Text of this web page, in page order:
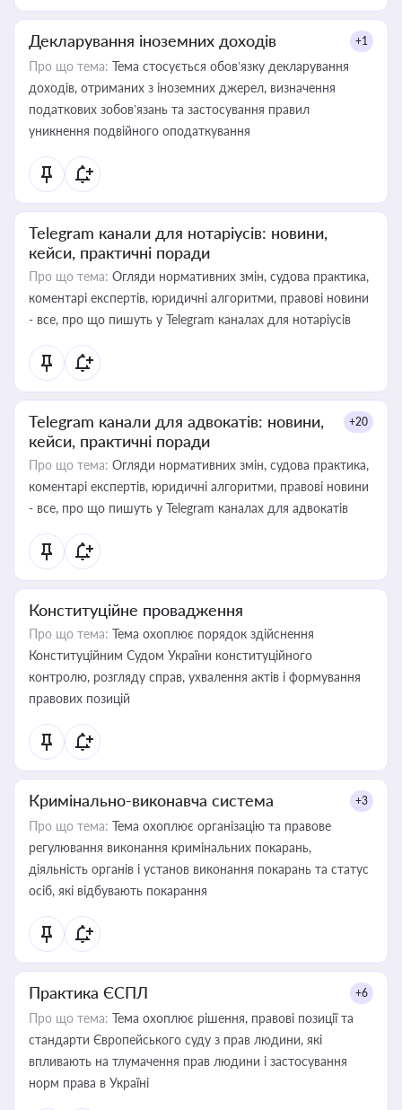
Декларування іноземних доходів +1
Про що тема: Тема стосується обов’язку декларування
доходів, отриманих з іноземних джерел, визначення
податкових зобов’язань та застосування правил
уникнення подвійного оподаткування
Telegram канали для нотаріусів: новини,
кейси, практичні поради
Про що тема: Огляди нормативних змін, судова практика,
коментарі експертів, юридичні алгоритми, правові новини
- все, про що пишуть у Telegram каналах для нотаріусів
Telegram канали для адвокатів: новини,
кейси, практичні поради
+20
Про що тема: Огляди нормативних змін, судова практика,
коментарі експертів, юридичні алгоритми, правові новини
- все, про що пишуть у Telegram каналах для адвокатів
Конституційне провадження
Про що тема: Тема охоплює порядок здійснення
Конституційним Судом України конституційного
контролю, розгляду справ, ухвалення актів і формування
правових позицій
Кримінально-виконавча система +3
Про що тема: Тема охоплює організацію та правове
регулювання виконання кримінальних покарань,
діяльність органів і установ виконання покарань та статус
осіб, які відбувають покарання
Практика ЄСПЛ +6
Про що тема: Тема охоплює рішення, правові позиції та
стандарти Європейського суду з прав людини, які
впливають на тлумачення прав людини і застосування
норм права в Україні